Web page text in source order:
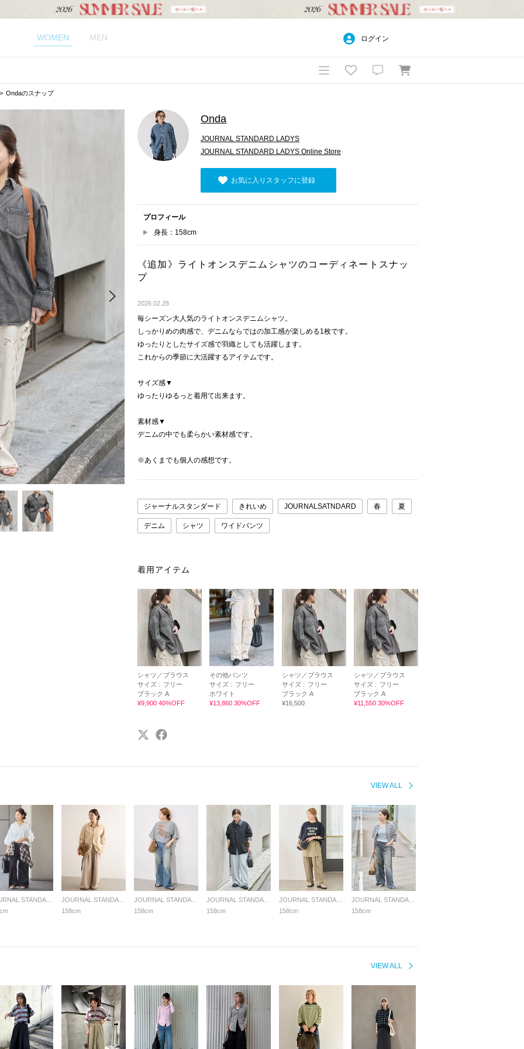
WOMEN MEN ログイン
Ondaのスナップ
Onda
JOURNAL STANDARD LADYS
JOURNAL STANDARD LADYS Online Store
お気に入りスタッフに登録
プロフィール
身長：158cm
《追加》ライトオンスデニムシャツのコーディネートスナッ
プ
2026.02.28
毎シーズン大人気のライトオンスデニムシャツ。
しっかりめの肉感で、デニムならではの加工感が楽しめる1枚です。
ゆったりとしたサイズ感で羽織としても活躍します。
これからの季節に大活躍するアイテムです。
サイズ感▼
ゆったりゆるっと着用て出来ます。
素材感▼
デニムの中でも柔らかい素材感です。
※あくまでも個人の感想です。
ジャーナルスタンダード きれいめ JOURNALSATNDARD 春 夏
デニム シャツ ワイドパンツ
着用アイテム
シャツ／ブラウス
サイズ : フリー
ブラック A
¥9,900 40%OFF
その他パンツ
サイズ : フリー
ホワイト
¥13,860 30%OFF
シャツ／ブラウス
サイズ : フリー
ブラック A
¥16,500
シャツ／ブラウス
サイズ : フリー
ブラック A
¥11,550 30%OFF
VIEW ALL
158cm
158cm
158cm
158cm
158cm
VIEW ALL